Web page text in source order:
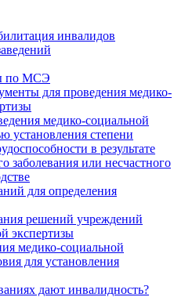
инвалидов
по МСЭ
для проведения медико-
медико-социальной
установления степени
в результате
заболевания или несчастного
для определения
решений учреждений
экспертизы
медико-социальной
для установления
дают инвалидность?